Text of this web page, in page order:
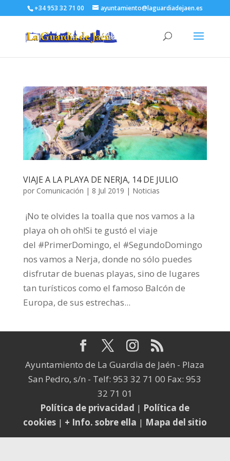
+34 953 32 71 00 ayuntamiento@laguardiadejaen.es
VIAJE A LA PLAYA DE NERJA, 14 DE JULIO
por Comunicación | 8 Jul 2019 | Noticias
¡No te olvides la toalla que nos vamos a la
playa oh oh oh!Si te gustó el viaje
del #PrimerDomingo, el #SegundoDomingo
nos vamos a Nerja, donde no sólo puedes
disfrutar de buenas playas, sino de lugares
tan turísticos como el famoso Balcón de
Europa, de sus estrechas...
Ayuntamiento de La Guardia de Jaén - Plaza
San Pedro, s/n - Telf: 953 32 71 00 Fax: 953
32 71 01
Política de privacidad | Política de
cookies| + Info. sobre ella | Mapa del sitio